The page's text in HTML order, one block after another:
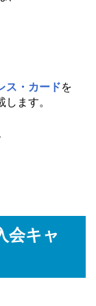
ス・カードを
します。
会キャ